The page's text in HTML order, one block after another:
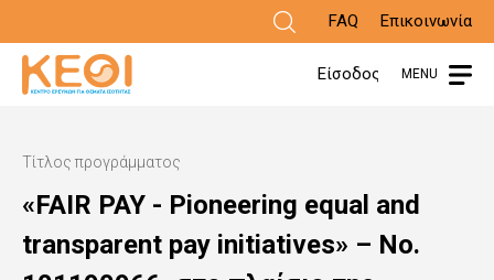
προς
το
περιεχόμενο
FAQ Επικοινωνία
Είσοδος MENU
Τίτλος προγράμματος
«FAIR PAY - Pioneering equal and
transparent pay initiatives» – Νο.